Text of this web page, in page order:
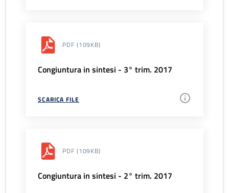
PDF (109KB)
Congiuntura in sintesi - 3° trim. 2017
SCARICA FILE
PDF (109KB)
Congiuntura in sintesi - 2° trim. 2017